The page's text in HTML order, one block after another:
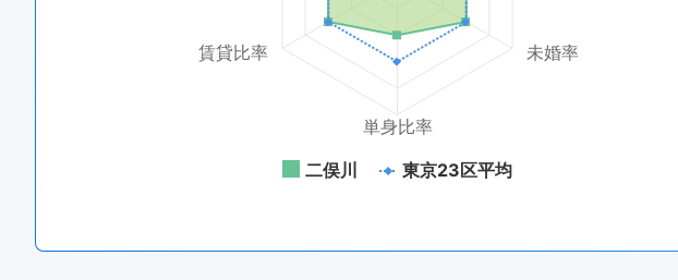
二俣川 東京23区平均
未婚率
単身比率
賃貸比率